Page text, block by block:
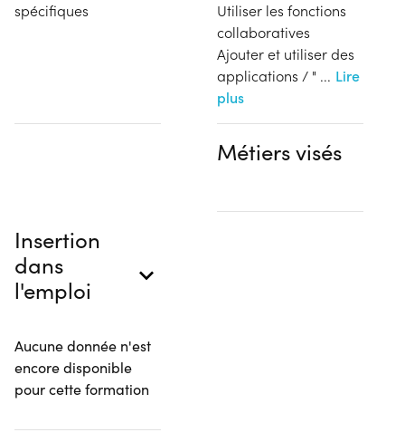
spécifiques
Utiliser les fonctions
collaboratives
Ajouter et utiliser des
applications / " ... Lire
plus
Métiers visés
Insertion
dans
l'emploi
Aucune donnée n'est
encore disponible
pour cette formation